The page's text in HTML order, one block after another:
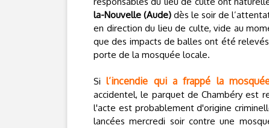
la-Nouvelle (Aude) dès le soir de
en direction du lieu de culte, vide au
que des impacts de balles ont été
porte de la mosquée locale.
Sil’incendie qui a frappé la
accidentel, le parquet de Chambéry est
l'acte est probablement d'origine
lancées mercredi soir contre une